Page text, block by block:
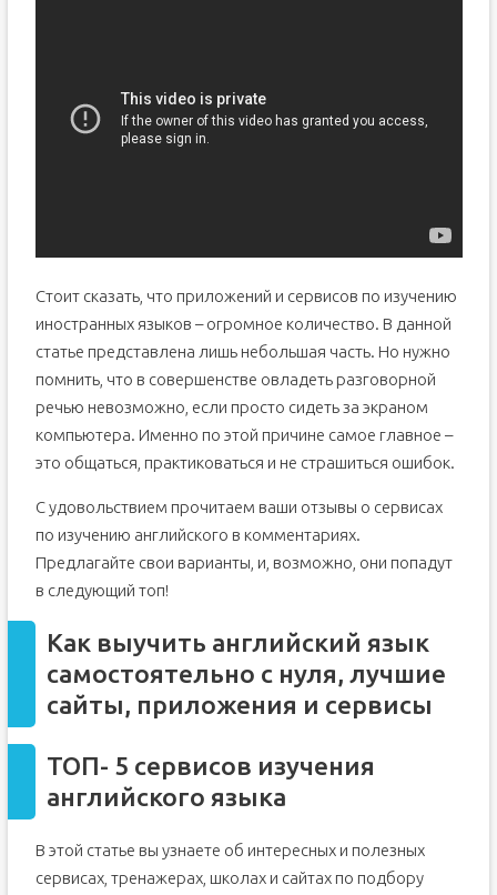
Стоит сказать, что приложений и сервисов по изучению
иностранных языков – огромное количество. В данной
статье представлена лишь небольшая часть. Но нужно
помнить, что в совершенстве овладеть разговорной
речью невозможно, если просто сидеть за экраном
компьютера. Именно по этой причине самое главное –
это общаться, практиковаться и не страшиться ошибок.
С удовольствием прочитаем ваши отзывы о сервисах
по изучению английского в комментариях.
Предлагайте свои варианты, и, возможно, они попадут
в следующий топ!
Как выучить английский язык
самостоятельно с нуля, лучшие
сайты, приложения и сервисы
ТОП- 5 сервисов изучения
английского языка
В этой статье вы узнаете об интересных и полезных
сервисах, тренажерах, школах и сайтах по подбору